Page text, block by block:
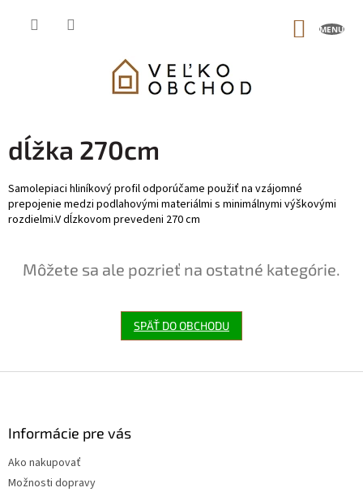
dĺžka 270cm
Samolepiaci hliníkový profil odporúčame použiť na vzájomné
prepojenie medzi podlahovými materiálmi s minimálnymi výškovými
rozdielmi.V dĺzkovom prevedeni 270 cm
Môžete sa ale pozrieť na ostatné kategórie.
SPÄŤ DO OBCHODU
Informácie pre vás
Ako nakupovať
Možnosti dopravy